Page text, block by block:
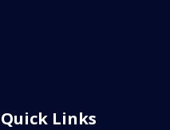
Quick Links